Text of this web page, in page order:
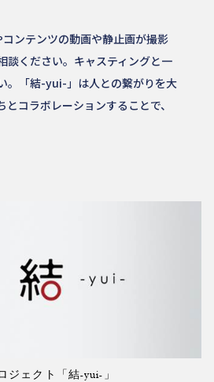
ンテンツの動画や静止画が撮影
談ください。キャスティングと一
。「結-yui-」は人との繋がりを大
コラボレーションすることで、
ジェクト「結-yui-」